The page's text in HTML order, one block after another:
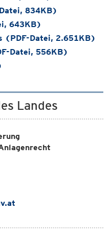
834KB)
643KB)
(PDF-Datei, 2.651KB)
Datei, 556KB)
Landes